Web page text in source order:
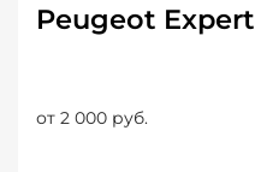
Peugeot Expert
от 2 000 руб.